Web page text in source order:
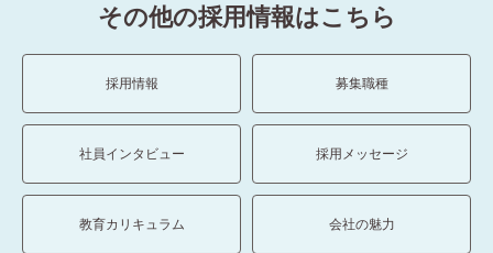
その他の採用情報はこちら
採用情報 募集職種
社員インタビュー 採用メッセージ
教育カリキュラム 会社の魅力